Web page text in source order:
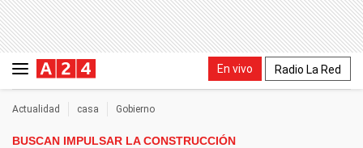
En vivo Radio La Red
Actualidad casa Gobierno
BUSCAN IMPULSAR LA CONSTRUCCIÓN